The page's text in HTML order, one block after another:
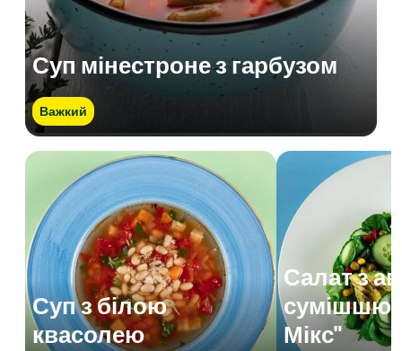
Суп мінестроне з гарбузом
Важкий
Суп з білою
квасолею
Салат з
сумішшю
Мікс"